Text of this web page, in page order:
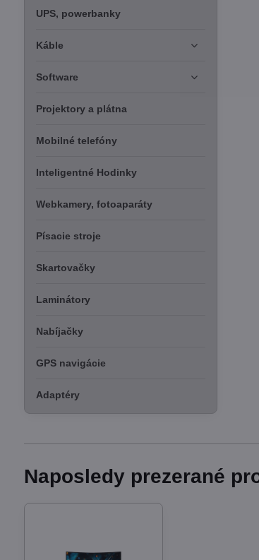
UPS, powerbanky
Káble
Software
Projektory a plátna
Mobilné telefóny
Inteligentné Hodinky
Webkamery, fotoaparáty
Písacie stroje
Skartovačky
Laminátory
Nabíjačky
GPS navigácie
Adaptéry
Naposledy prezerané